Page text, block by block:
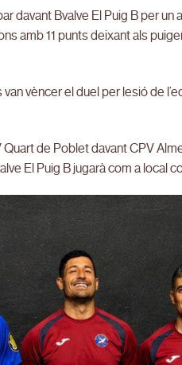
davant Bvalve El Puig B per un
amb 11 punts deixant als
vèncer el duel per lesió de
de Poblet davant CPV
El Puig B jugarà com a local